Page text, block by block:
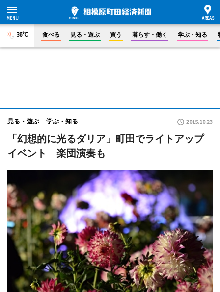
36°C 食べる 見る・遊ぶ 買う 暮らす・働く 学ぶ・知る
見る・遊ぶ 学ぶ・知る 2015.10.23
「幻想的に光るダリア」町田でライトアップ
イベント 楽団演奏も